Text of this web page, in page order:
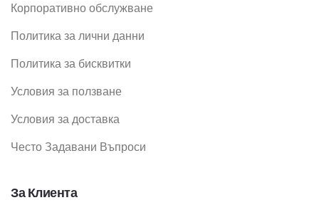
Корпоративно обслужване
Политика за лични данни
Политика за бисквитки
Условия за ползване
Условия за доставка
Често Задавани Въпроси
За Клиента